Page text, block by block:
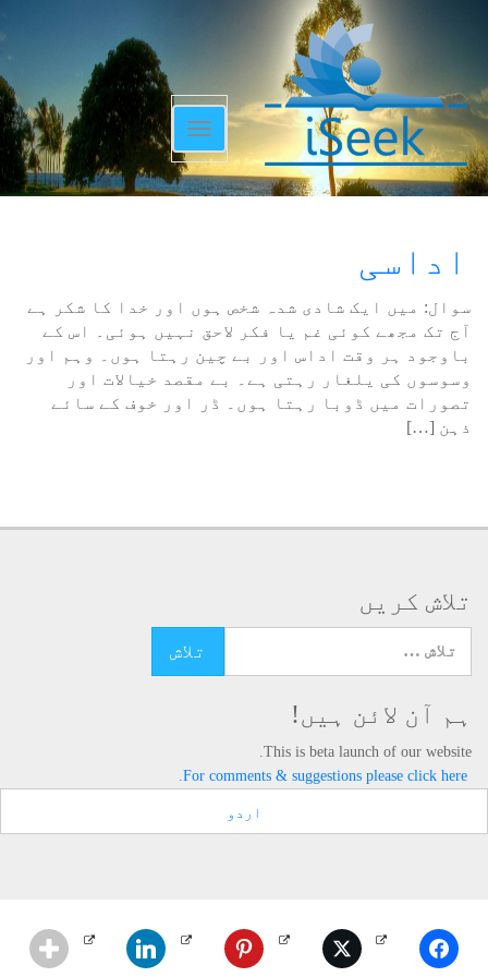
Toggle
navigation
اداسی
سوال: میں ایک شادی شدہ شخص ہوں اور خدا کا شکر ہے
آج تک مجھے کوئی غم یا فکر لاحق نہیں ہوئی۔ اس کے
باوجود ہر وقت اداس اور بے چین رہتا ہوں۔ وہم اور
وسوسوں کی یلغار رہتی ہے۔ بے مقصد خیالات اور
تصورات میں ڈوبا رہتا ہوں۔ ڈر اور خوف کے سائے
ذہن […]
تلاش کریں
ہم آن لائن ہیں!
This is beta launch of our website.
For comments & suggestions please click here.
اردو